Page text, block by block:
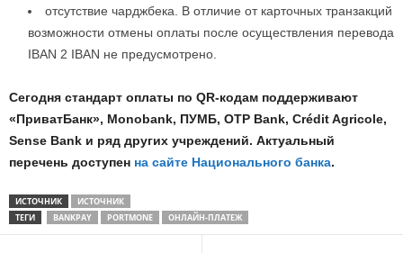
отсутствие чарджбека. В отличие от карточных транзакций
возможности отмены оплаты после осуществления перевода
IBAN 2 IBAN не предусмотрено.
Сегодня стандарт оплаты по QR-кодам поддерживают
«ПриватБанк», Monobank, ПУМБ, OTP Bank, Crédit Agricole,
Sense Bank и ряд других учреждений. Актуальный
перечень доступен на сайте Национального банка.
ИСТОЧНИК
ИСТОЧНИК
ТЕГИ
BANKPAY PORTMONE ОНЛАЙН-ПЛАТЕЖ